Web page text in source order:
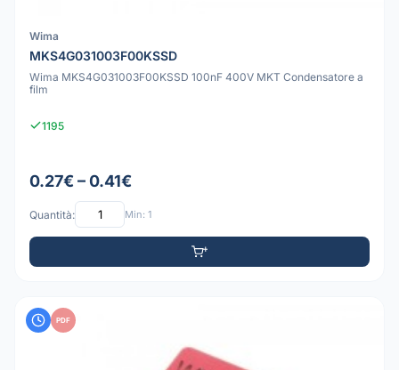
Wima
MKS4G031003F00KSSD
Wima MKS4G031003F00KSSD 100nF 400V MKT Condensatore a
film
1195
0.27€ – 0.41€
Quantità: Min: 1
PDF